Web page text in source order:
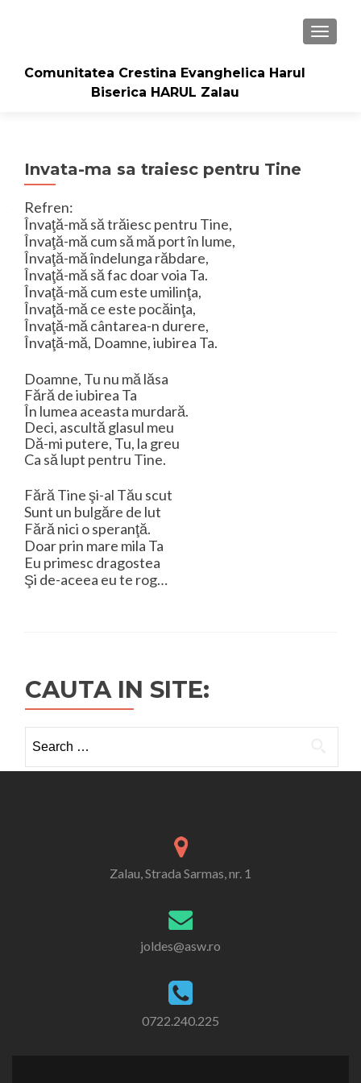
Comunitatea Crestina Evanghelica Harul
Biserica HARUL Zalau
Invata-ma sa traiesc pentru Tine
Refren:
Învaţă-mă să trăiesc pentru Tine,
Învaţă-mă cum să mă port în lume,
Învaţă-mă îndelunga răbdare,
Învaţă-mă să fac doar voia Ta.
Învaţă-mă cum este umilinţa,
Învaţă-mă ce este pocăinţa,
Învaţă-mă cântarea-n durere,
Învaţă-mă, Doamne, iubirea Ta.
Doamne, Tu nu mă lăsa
Fără de iubirea Ta
În lumea aceasta murdară.
Deci, ascultă glasul meu
Dă-mi putere, Tu, la greu
Ca să lupt pentru Tine.
Fără Tine şi-al Tău scut
Sunt un bulgăre de lut
Fără nici o speranţă.
Doar prin mare mila Ta
Eu primesc dragostea
Şi de-aceea eu te rog…
CAUTA IN SITE:
for:
Zalau, Strada Sarmas, nr. 1
joldes@asw.ro
0722.240.225